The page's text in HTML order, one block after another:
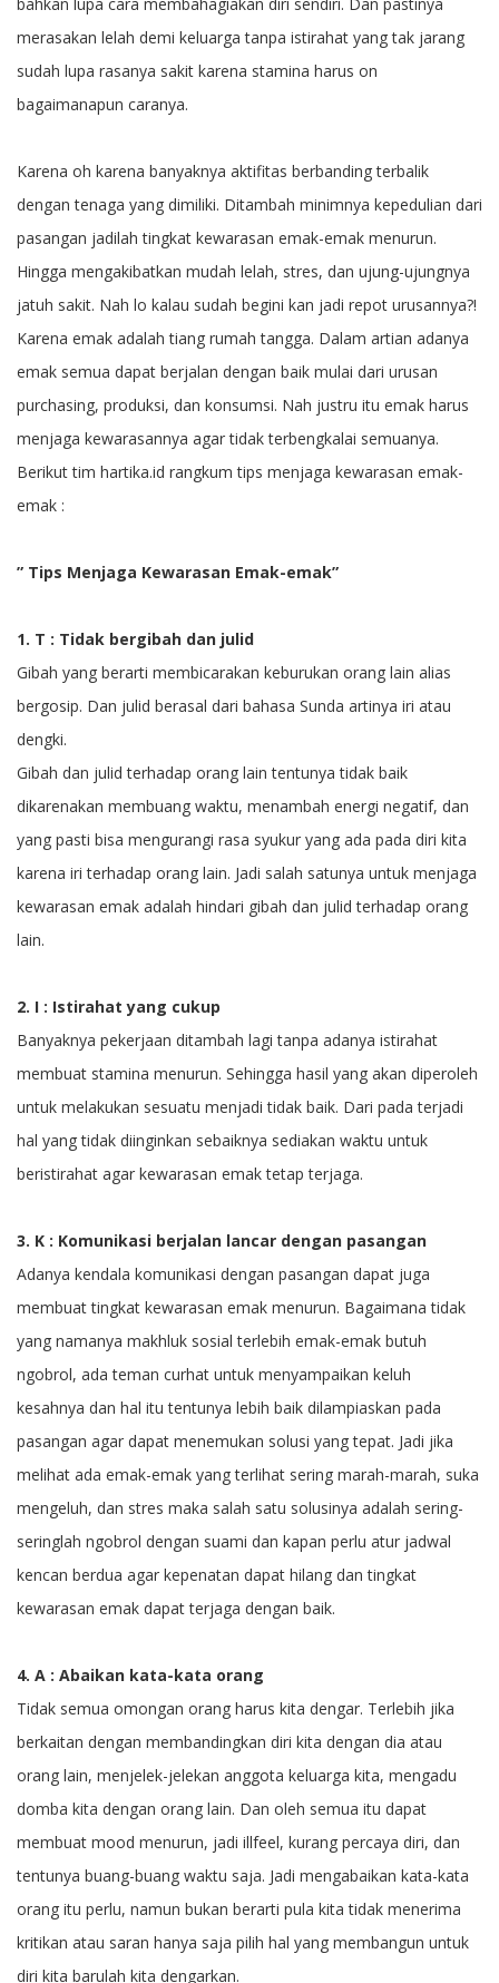
merasakan lelah demi keluarga tanpa istirahat yang tak jarang
sudah lupa rasanya sakit karena stamina harus on
bagaimanapun caranya.
Karena oh karena banyaknya aktifitas berbanding terbalik
dengan tenaga yang dimiliki. Ditambah minimnya kepedulian dari
pasangan jadilah tingkat kewarasan emak-emak menurun.
Hingga mengakibatkan mudah lelah, stres, dan ujung-ujungnya
jatuh sakit. Nah lo kalau sudah begini kan jadi repot urusannya?!
Karena emak adalah tiang rumah tangga. Dalam artian adanya
emak semua dapat berjalan dengan baik mulai dari urusan
purchasing, produksi, dan konsumsi. Nah justru itu emak harus
menjaga kewarasannya agar tidak terbengkalai semuanya.
Berikut tim hartika.id rangkum tips menjaga kewarasan emak-
emak :
” Tips Menjaga Kewarasan Emak-emak”
1. T : Tidak bergibah dan julid
Gibah yang berarti membicarakan keburukan orang lain alias
bergosip. Dan julid berasal dari bahasa Sunda artinya iri atau
dengki.
Gibah dan julid terhadap orang lain tentunya tidak baik
dikarenakan membuang waktu, menambah energi negatif, dan
yang pasti bisa mengurangi rasa syukur yang ada pada diri kita
karena iri terhadap orang lain. Jadi salah satunya untuk menjaga
kewarasan emak adalah hindari gibah dan julid terhadap orang
lain.
2. I : Istirahat yang cukup
Banyaknya pekerjaan ditambah lagi tanpa adanya istirahat
membuat stamina menurun. Sehingga hasil yang akan diperoleh
untuk melakukan sesuatu menjadi tidak baik. Dari pada terjadi
hal yang tidak diinginkan sebaiknya sediakan waktu untuk
beristirahat agar kewarasan emak tetap terjaga.
3. K : Komunikasi berjalan lancar dengan pasangan
Adanya kendala komunikasi dengan pasangan dapat juga
membuat tingkat kewarasan emak menurun. Bagaimana tidak
yang namanya makhluk sosial terlebih emak-emak butuh
ngobrol, ada teman curhat untuk menyampaikan keluh
kesahnya dan hal itu tentunya lebih baik dilampiaskan pada
pasangan agar dapat menemukan solusi yang tepat. Jadi jika
melihat ada emak-emak yang terlihat sering marah-marah, suka
mengeluh, dan stres maka salah satu solusinya adalah sering-
seringlah ngobrol dengan suami dan kapan perlu atur jadwal
kencan berdua agar kepenatan dapat hilang dan tingkat
kewarasan emak dapat terjaga dengan baik.
4. A : Abaikan kata-kata orang
Tidak semua omongan orang harus kita dengar. Terlebih jika
berkaitan dengan membandingkan diri kita dengan dia atau
orang lain, menjelek-jelekan anggota keluarga kita, mengadu
domba kita dengan orang lain. Dan oleh semua itu dapat
membuat mood menurun, jadi illfeel, kurang percaya diri, dan
tentunya buang-buang waktu saja. Jadi mengabaikan kata-kata
orang itu perlu, namun bukan berarti pula kita tidak menerima
kritikan atau saran hanya saja pilih hal yang membangun untuk
diri kita barulah kita dengarkan.